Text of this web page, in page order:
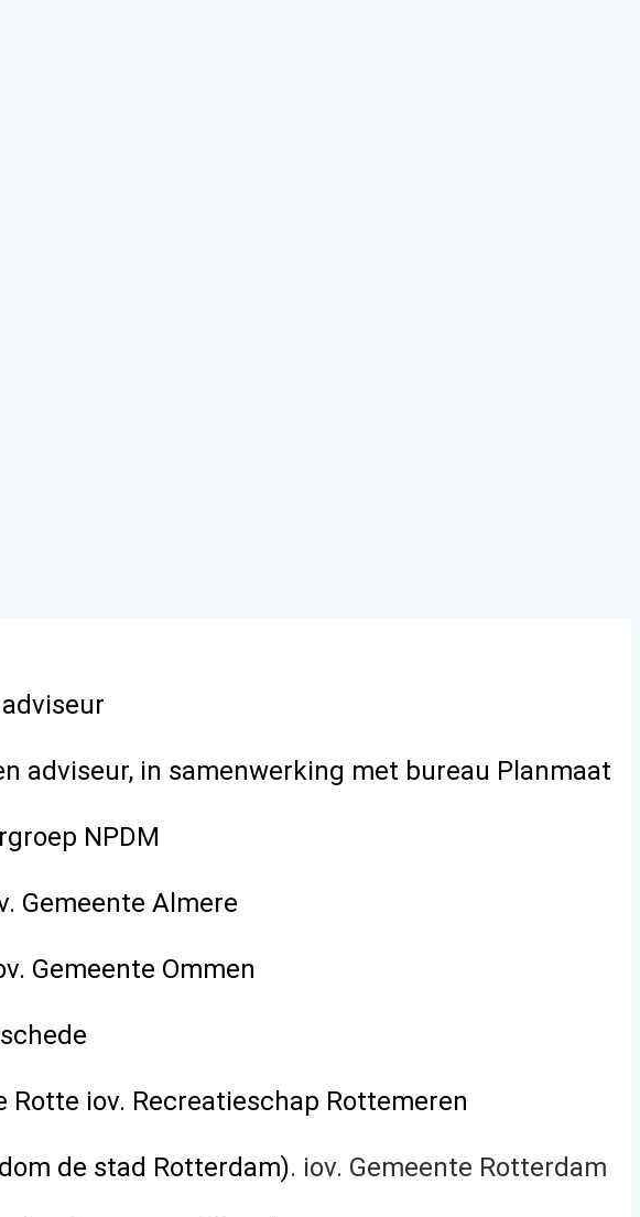
adviseur, in samenwerking met bureau Planmaat
NPDM
Gemeente Almere
Gemeente Ommen
iov. Recreatieschap Rottemeren
de stad Rotterdam). iov. Gemeente Rotterdam